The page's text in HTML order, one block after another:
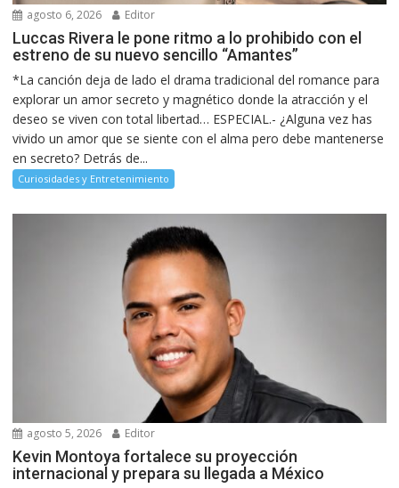
agosto 6, 2026 Editor
Luccas Rivera le pone ritmo a lo prohibido con el
estreno de su nuevo sencillo “Amantes”
*La canción deja de lado el drama tradicional del romance para
explorar un amor secreto y magnético donde la atracción y el
deseo se viven con total libertad… ESPECIAL.- ¿Alguna vez has
vivido un amor que se siente con el alma pero debe mantenerse
en secreto? Detrás de...
Curiosidades y Entretenimiento
agosto 5, 2026 Editor
Kevin Montoya fortalece su proyección
internacional y prepara su llegada a México